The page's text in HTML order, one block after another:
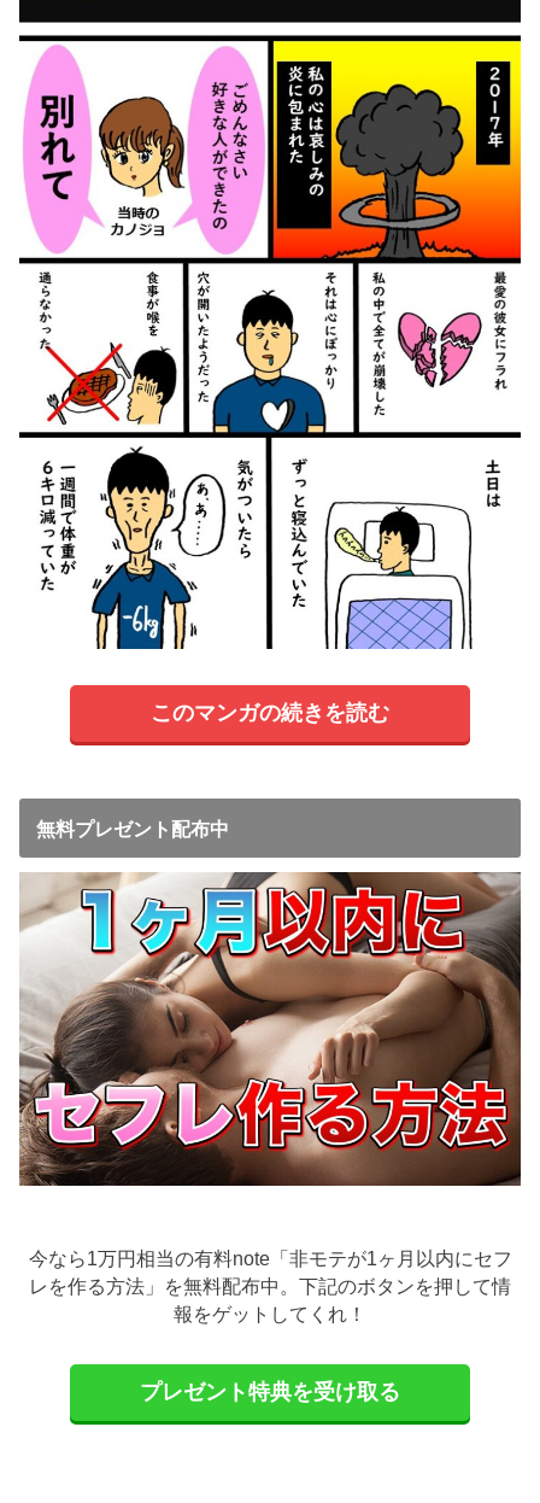
このマンガの続きを読む
無料プレゼント配布中
今なら1万円相当の有料note「非モテが1ヶ月以内にセフ
レを作る方法」を無料配布中。下記のボタンを押して情
報をゲットしてくれ！
プレゼント特典を受け取る